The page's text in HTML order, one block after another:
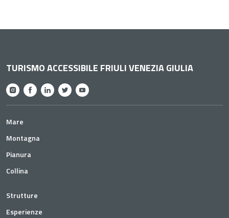
TURISMO ACCESSIBILE FRIULI VENEZIA GIULIA
Mare
Montagna
Pianura
Collina
Strutture
Esperienze